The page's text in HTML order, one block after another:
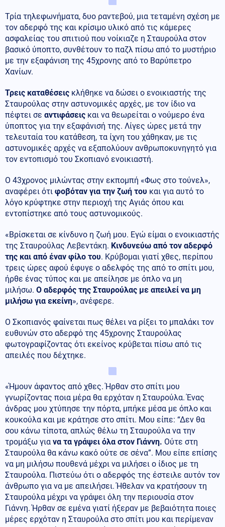
Τρία τηλεφωνήματα, δυο ραντεβού, μια τεταμένη σχέση με
τον αδερφό της και κρίσιμο υλικό από τις κάμερες
ασφαλείας του σπιτιού που νοίκιαζε η Σταυρούλα στον
βασικό ύποπτο, συνθέτουν το παζλ πίσω από το μυστήριο
με την εξαφάνιση της 45χρονης από το Βαρύπετρο
Χανίων.
Τρεις καταθέσεις κλήθηκε να δώσει ο ενοικιαστής της
Σταυρούλας στην αστυνομικές αρχές, με τον ίδιο να
πέφτει σε αντιφάσεις και να θεωρείται ο νούμερο ένα
ύποπτος για την εξαφάνισή της. Λίγες ώρες μετά την
τελευταία του κατάθεση, τα ίχνη του χάθηκαν, με τις
αστυνομικές αρχές να εξαπολύουν ανθρωποκυνηγητό για
τον εντοπισμό του Σκοπιανό ενοικιαστή.
Ο 43χρονος μιλώντας στην εκπομπή «Φως στο τούνελ»,
αναφέρει ότι φοβόταν για την ζωή του και για αυτό το
λόγο κρύφτηκε στην περιοχή της Αγιάς όπου και
εντοπίστηκε από τους αστυνομικούς.
«Βρίσκεται σε κίνδυνο η ζωή μου. Εγώ είμαι ο ενοικιαστής
της Σταυρούλας Λεβεντάκη. Κινδυνεύω από τον αδερφό
της και από έναν φίλο του. Κρύβομαι γιατί χθες, περίπου
τρεις ώρες αφού έφυγε ο αδελφός της από το σπίτι μου,
ήρθε ένας τύπος και με απείλησε με όπλο να μη
μιλήσω. Ο αδερφός της Σταυρούλας με απειλεί να μη
μιλήσω για εκείνη», ανέφερε.
Ο Σκοπιανός φαίνεται πως θέλει να ρίξει το μπαλάκι τον
ευθυνών στο αδερφό της 45χρονης Σταυρούλας
φωτογραφίζοντας ότι εκείνος κρύβεται πίσω από τις
απειλές που δέχτηκε.
«Ήμουν άφαντος από χθες. Ήρθαν στο σπίτι μου
γνωρίζοντας ποια μέρα θα ερχόταν η Σταυρούλα. Ένας
άνδρας μου χτύπησε την πόρτα, μπήκε μέσα με όπλο και
κουκούλα και με κράτησε στο σπίτι. Μου είπε: “Δεν θα
σου κάνω τίποτα, απλώς θέλω τη Σταυρούλα να την
τρομάξω για να τα γράψει όλα στον Γιάννη. Ούτε στη
Σταυρούλα θα κάνω κακό ούτε σε σένα”. Μου είπε επίσης
να μη μιλήσω πουθενά μέχρι να μιλήσει ο ίδιος με τη
Σταυρούλα. Πιστεύω ότι ο αδερφός της έστειλε αυτόν τον
άνθρωπο για να με απειλήσει. Ήθελαν να κρατήσουν τη
Σταυρούλα μέχρι να γράψει όλη την περιουσία στον
Γιάννη. Ήρθαν σε εμένα γιατί ήξεραν με βεβαιότητα ποιες
μέρες ερχόταν η Σταυρούλα στο σπίτι μου και περίμεναν